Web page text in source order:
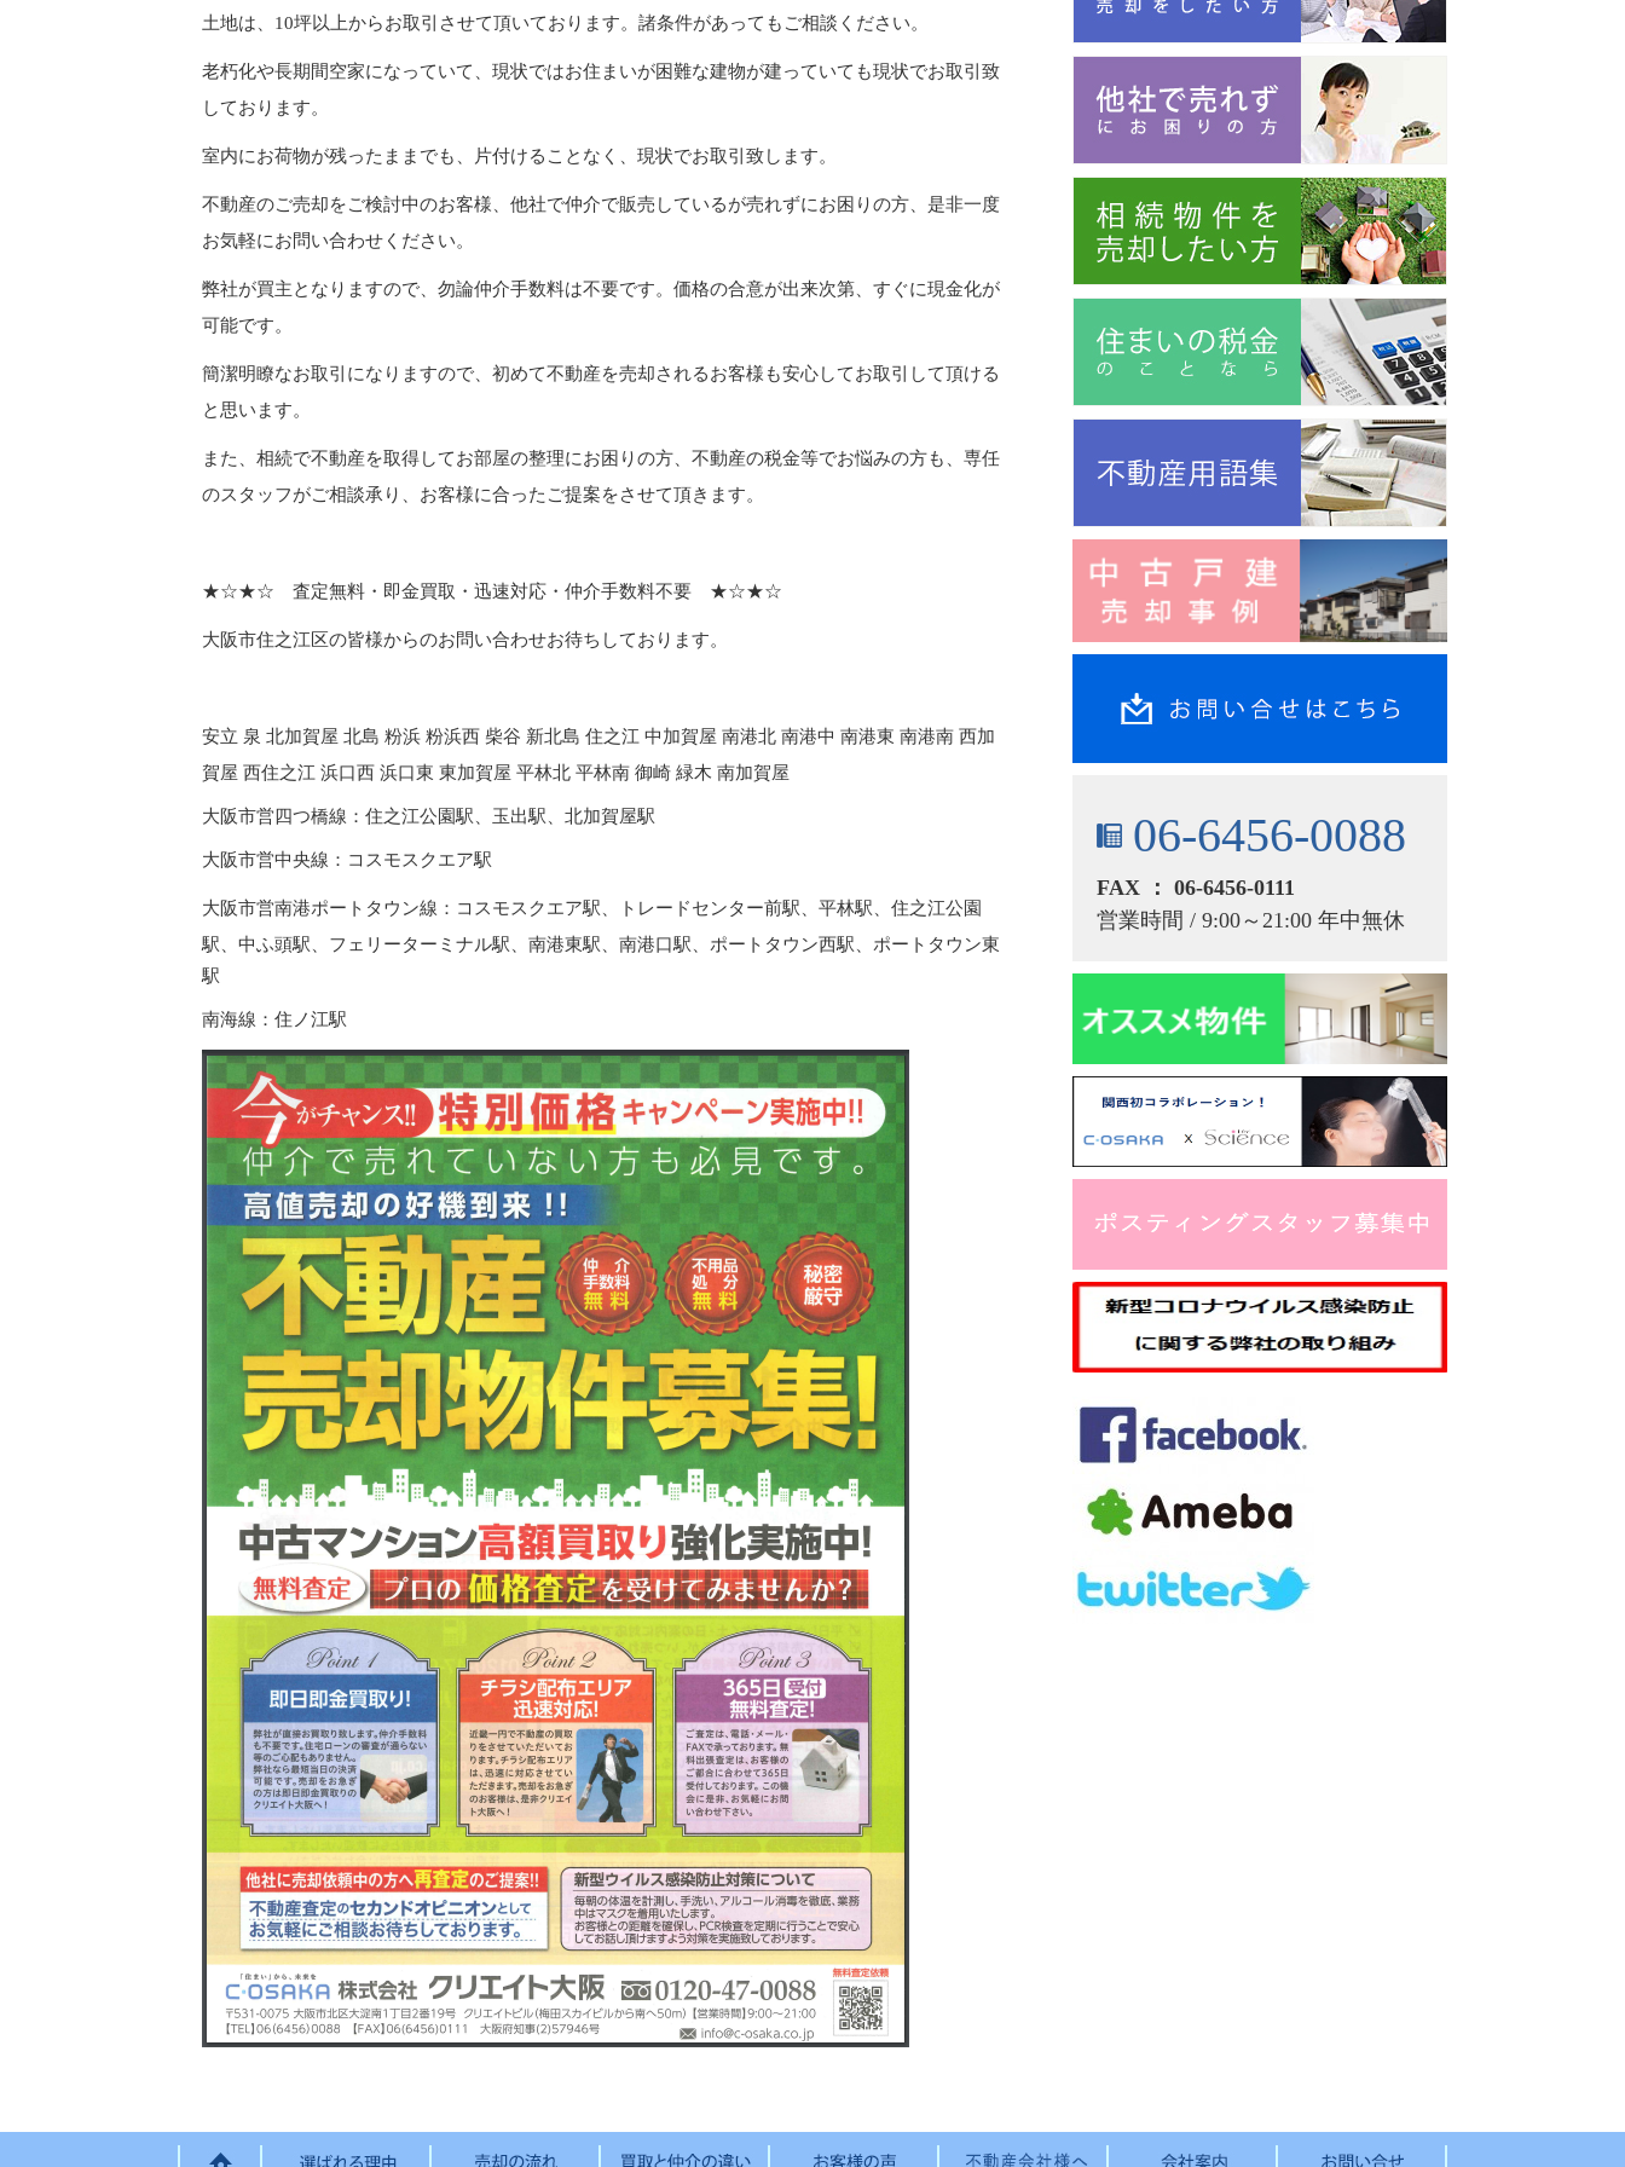
土地は、10坪以上からお取引させて頂いております。諸条件があってもご相談ください。
老朽化や長期間空家になっていて、現状ではお住まいが困難な建物が建っていても現状でお取引致
しております。
室内にお荷物が残ったままでも、片付けることなく、現状でお取引致します。
不動産のご売却をご検討中のお客様、他社で仲介で販売しているが売れずにお困りの方、是非一度
お気軽にお問い合わせください。
弊社が買主となりますので、勿論仲介手数料は不要です。価格の合意が出来次第、すぐに現金化が
可能です。
簡潔明瞭なお取引になりますので、初めて不動産を売却されるお客様も安心してお取引して頂ける
と思います。
また、相続で不動産を取得してお部屋の整理にお困りの方、不動産の税金等でお悩みの方も、専任
のスタッフがご相談承り、お客様に合ったご提案をさせて頂きます。
★☆★☆ 査定無料・即金買取・迅速対応・仲介手数料不要 ★☆★☆
大阪市住之江区の皆様からのお問い合わせお待ちしております。
安立 泉 北加賀屋 北島 粉浜 粉浜西 柴谷 新北島 住之江 中加賀屋 南港北 南港中 南港東 南港南 西加
賀屋 西住之江 浜口西 浜口東 東加賀屋 平林北 平林南 御崎 緑木 南加賀屋
大阪市営四つ橋線：住之江公園駅、玉出駅、北加賀屋駅
大阪市営中央線： コスモスクエア駅
大阪市営南港ポートタウン線： コスモスクエア駅 トレードセンター前駅 平林駅
住之江公園
駅
中ふ頭駅 フェリーターミナル駅 南港東駅 南港口駅 ポートタウン西駅
ポートタウン東
駅
南海線： 住ノ江駅
06-6456-0088
FAX ： 06-6456-0111
営業時間 / 9:00～21:00 年中無休